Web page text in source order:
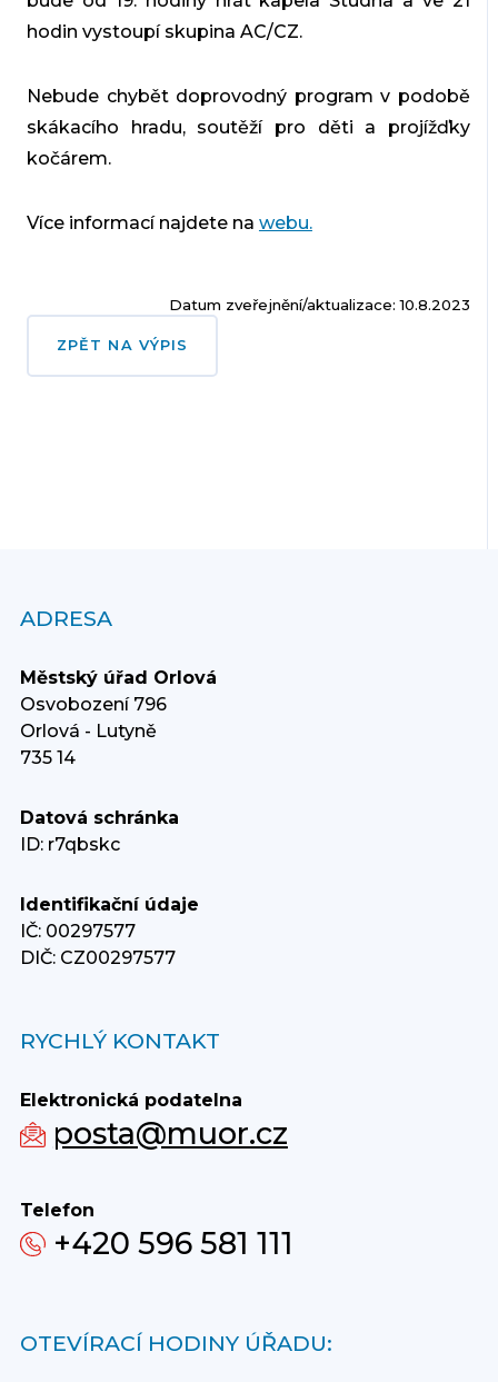
hodin vystoupí skupina AC/CZ.
Nebude chybět doprovodný program v podobě
skákacího hradu, soutěží pro děti a projížďky
kočárem.
Více informací najdete na webu.
Datum zveřejnění/aktualizace: 10.8.2023
ZPĚT NA VÝPIS
ADRESA
Městský úřad Orlová
Osvobození 796
Orlová - Lutyně
735 14
Datová schránka
ID: r7qbskc
Identifikační údaje
IČ: 00297577
DIČ: CZ00297577
RYCHLÝ KONTAKT
Elektronická podatelna
posta@muor.cz
Telefon
+420 596 581 111
OTEVÍRACÍ HODINY ÚŘADU: